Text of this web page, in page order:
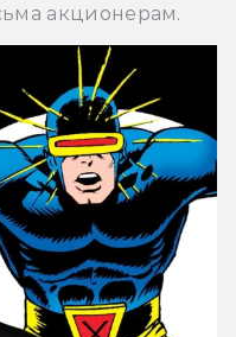
акционерам.